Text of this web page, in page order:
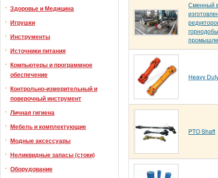
Здоровье и Медицина
Игрушки
Инструменты
Источники питания
Компьютеры и программное
обеспечение
Контрольно-измерительный и
поверочный инструмент
Личная гигиена
Мебель и комплектующие
Модные аксессуары
Неликвидные запасы (стоки)
Оборудование
Сменный
Heavy
PTO Shaft